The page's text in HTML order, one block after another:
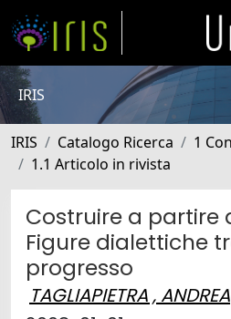
IRIS
IRIS Catalogo Ricerca
1
1.1 Articolo in rivista
Costruire a partire
Figure dialettiche
progresso
TAGLIAPIETRA , ANDREA